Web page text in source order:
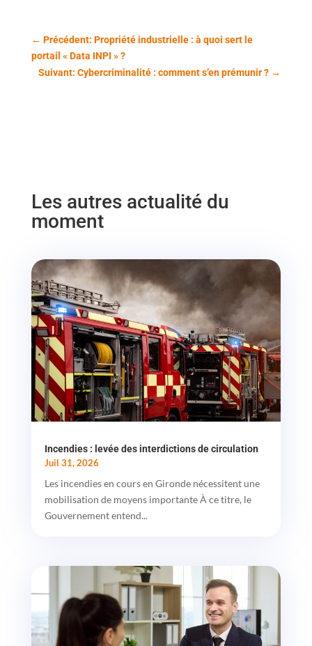
← Précédent: Propriété industrielle : à quoi sert le
portail « Data INPI » ?
Suivant: Cybercriminalité : comment s’en prémunir ? →
Les autres actualité du
moment
Incendies : levée des interdictions de circulation
Juil 31, 2026
Les incendies en cours en Gironde nécessitent une
mobilisation de moyens importante À ce titre, le
Gouvernement entend...